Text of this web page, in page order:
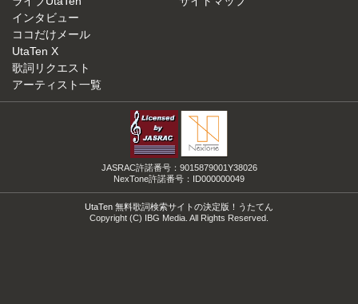
インタビュー
ココだけメール
UtaTen X
歌詞リクエスト
アーティスト一覧
JASRAC許諾番号：9015879001Y38026
NexTone許諾番号：ID000000049
UtaTen 無料歌詞検索サイトの決定版！うたてん
Copyright (C) IBG Media. All Rights Reserved.